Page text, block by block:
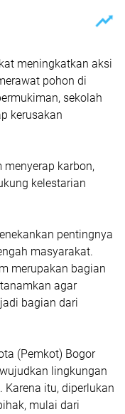
meningkatkan aksi
pohon di
sekolah
kerusakan
karbon,
kelestarian
pentingnya
masyarakat.
merupakan bagian
agar
bagian dari
(Pemkot) Bogor
lingkungan
Karena itu, diperlukan
mulai dari